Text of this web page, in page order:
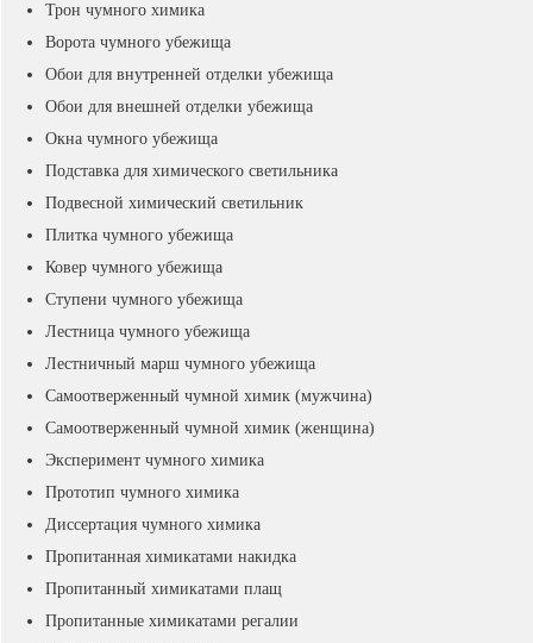
Трон чумного химика
Ворота чумного убежища
Обои для внутренней отделки убежища
Обои для внешней отделки убежища
Окна чумного убежища
Подставка для химического светильника
Подвесной химический светильник
Плитка чумного убежища
Ковер чумного убежища
Ступени чумного убежища
Лестница чумного убежища
Лестничный марш чумного убежища
Самоотверженный чумной химик (мужчина)
Самоотверженный чумной химик (женщина)
Эксперимент чумного химика
Прототип чумного химика
Диссертация чумного химика
Пропитанная химикатами накидка
Пропитанный химикатами плащ
Пропитанные химикатами регалии